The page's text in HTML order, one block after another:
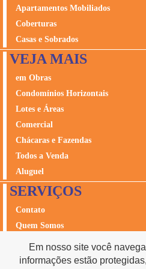
Apartamentos Mobiliados
Coberturas
Casas e Sobrados
VEJA MAIS
em Obras
Condomínios Horizontais
Lotes e Áreas
Comercial
Chácaras e Fazendas
Todos a Venda
Aluguel
SERVIÇOS
Contato
Quem Somos
Seguros
Em nosso site você
informações estão